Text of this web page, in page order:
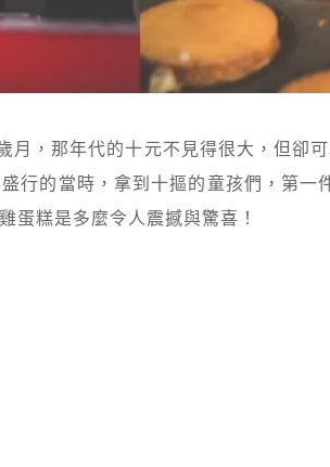
，那年代的十元不見得很大，但卻
行的當時，拿到十摳的童孩們，第一
蛋糕是多麼令人震撼與驚喜！